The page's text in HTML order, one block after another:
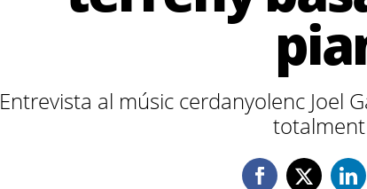
Entrevista al músic cerdanyolenc Joel